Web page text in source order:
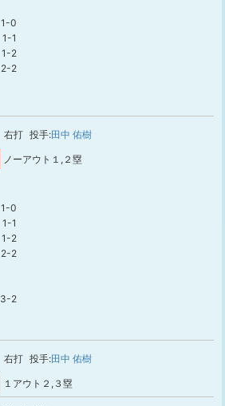
1-0
1-1
1-2
2-2
右打 投手:田中 佑樹
ノーアウト１,２塁
1-0
1-1
1-2
2-2
3-2
右打 投手:田中 佑樹
１アウト２,３塁